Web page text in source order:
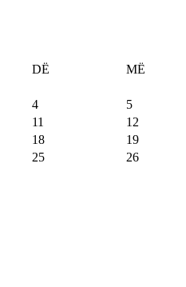
DË
MË
4
5
11
12
18
19
25
26